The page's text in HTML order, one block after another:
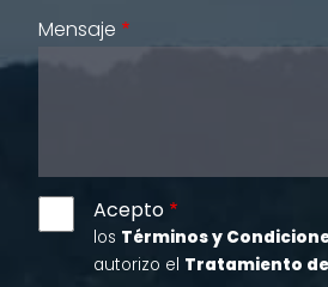
Mensaje
Acepto
los Términos y
autorizo el Tratamiento